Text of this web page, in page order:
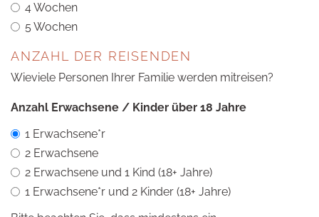
4 Wochen
5 Wochen
ANZAHL DER REISENDEN
Wieviele Personen Ihrer Familie werden mitreisen?
Anzahl Erwachsene / Kinder über 18 Jahre
1 Erwachsene*r
2 Erwachsene
2 Erwachsene und 1 Kind (18+ Jahre)
1 Erwachsene*r und 2 Kinder (18+ Jahre)